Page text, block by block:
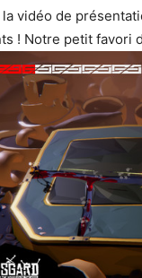
vidéo de
! Notre petit favori